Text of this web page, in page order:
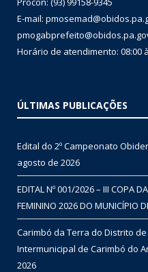
E-mail:
Horário de atendimento: 08:00
ÚLTIMAS PUBLICAÇÕES
Edital do 2º Campeonato
agosto de 2026
EDITAL Nº 001/2026 – III COPA
FEMININO 2026 DO MUNICÍPIO
Carimbó da Terra do Distrito
Intermunicipal de Carimbó do
2026